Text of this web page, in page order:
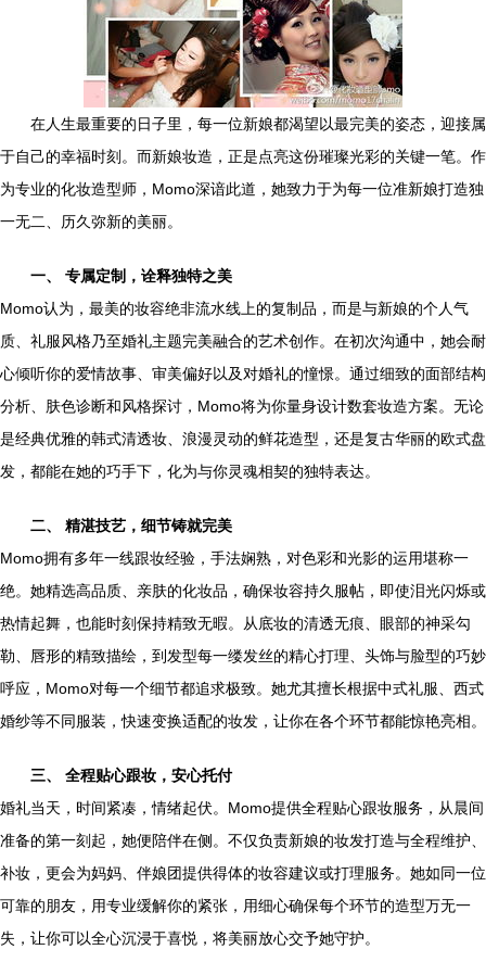
在人生最重要的日子里，每一位新娘都渴望以最完美的姿态，迎接属
于自己的幸福时刻。而新娘妆造，正是点亮这份璀璨光彩的关键一笔。作
为专业的化妆造型师，Momo深谙此道，她致力于为每一位准新娘打造独
一无二、历久弥新的美丽。
一、 专属定制，诠释独特之美
Momo认为，最美的妆容绝非流水线上的复制品，而是与新娘的个人气
质、礼服风格乃至婚礼主题完美融合的艺术创作。在初次沟通中，她会耐
心倾听你的爱情故事、审美偏好以及对婚礼的憧憬。通过细致的面部结构
分析、肤色诊断和风格探讨，Momo将为你量身设计数套妆造方案。无论
是经典优雅的韩式清透妆、浪漫灵动的鲜花造型，还是复古华丽的欧式盘
发，都能在她的巧手下，化为与你灵魂相契的独特表达。
二、 精湛技艺，细节铸就完美
Momo拥有多年一线跟妆经验，手法娴熟，对色彩和光影的运用堪称一
绝。她精选高品质、亲肤的化妆品，确保妆容持久服帖，即使泪光闪烁或
热情起舞，也能时刻保持精致无暇。从底妆的清透无痕、眼部的神采勾
勒、唇形的精致描绘，到发型每一缕发丝的精心打理、头饰与脸型的巧妙
呼应，Momo对每一个细节都追求极致。她尤其擅长根据中式礼服、西式
婚纱等不同服装，快速变换适配的妆发，让你在各个环节都能惊艳亮相。
三、 全程贴心跟妆，安心托付
婚礼当天，时间紧凑，情绪起伏。Momo提供全程贴心跟妆服务，从晨间
准备的第一刻起，她便陪伴在侧。不仅负责新娘的妆发打造与全程维护、
补妆，更会为妈妈、伴娘团提供得体的妆容建议或打理服务。她如同一位
可靠的朋友，用专业缓解你的紧张，用细心确保每个环节的造型万无一
失，让你可以全心沉浸于喜悦，将美丽放心交予她守护。